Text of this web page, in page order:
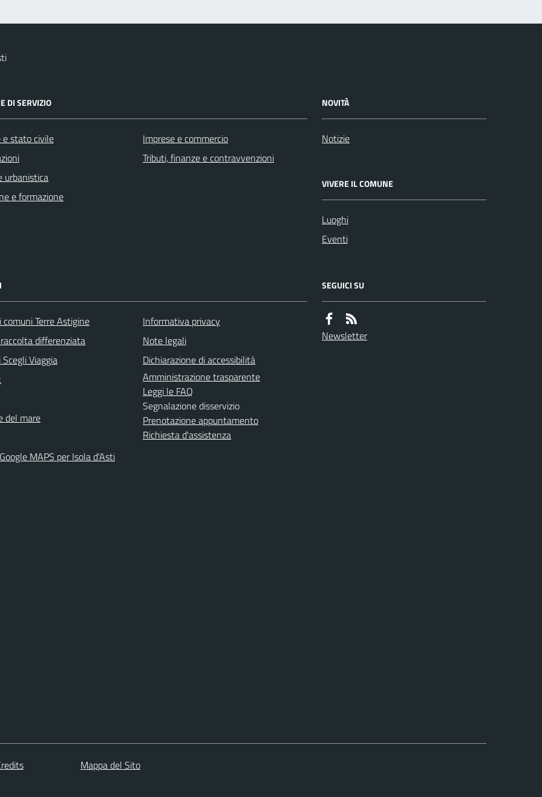
DI SERVIZIO
e stato civile
urbanistica
e formazione
Imprese e commercio
Tributi, finanze e contravvenzioni
NOVITÀ
Notizie
VIVERE IL COMUNE
Luoghi
Eventi
comuni Terre Astigine
differenziata
Viaggia
del mare
MAPS per Isola d'Asti
Informativa privacy
Note legali
Dichiarazione di accessibilità
Amministrazione trasparente
Leggi le FAQ
Segnalazione disservizio
Prenotazione appuntamento
Richiesta d'assistenza
SEGUICI SU
Newsletter
Mappa del Sito